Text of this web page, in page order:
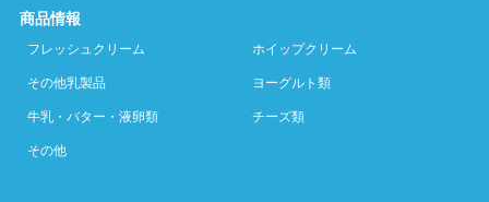
商品情報
フレッシュクリーム
ホイップクリーム
その他乳製品
ヨーグルト類
牛乳・バター・液卵類
チーズ類
その他